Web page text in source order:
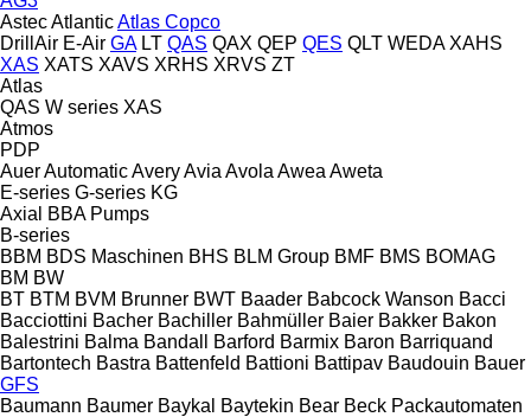
AstecAtlanticAtlas Copco
DrillAir E-Air GA LT QAS QAX QEP QES QLT WEDA XAHS
XAS XATS XAVS XRHS XRVS ZT
Atlas
QAS W series XAS
Atmos
PDP
AuerAutomaticAveryAvia Avola Awea Aweta
E-series G-series KG
Axial
BBA Pumps
B-series
BBM BDS Maschinen BHS BLM Group BMF BMS BOMAG
BM BW
BT BTM BVM Brunner BWT Baader Babcock Wanson Bacci
Bacciottini Bacher Bachiller Bahmüller Baier Bakker Bakon
Balestrini Balma Bandall Barford Barmix Baron Barriquand
Bartontech Bastra Battenfeld Battioni Battipav Baudouin Bauer
GFS
Baumann Baumer Baykal Baytekin Bear Beck Packautomaten